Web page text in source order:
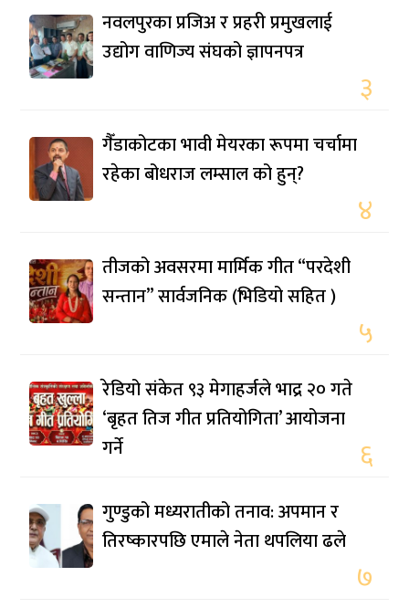
नवलपुरका प्रजिअ र प्रहरी प्रमुखलाई
उद्योग वाणिज्य संघको ज्ञापनपत्र
३
गैँडाकोटका भावी मेयरका रूपमा चर्चामा
रहेका बोधराज लम्साल को हुन्?
४
तीजको अवसरमा मार्मिक गीत “परदेशी
सन्तान” सार्वजनिक (भिडियो सहित )
५
रेडियो संकेत ९३ मेगाहर्जले भाद्र २० गते
‘बृहत तिज गीत प्रतियोगिता’ आयोजना
गर्ने
६
गुण्डुको मध्यरातीको तनाव: अपमान र
तिरष्कारपछि एमाले नेता थपलिया ढले
७